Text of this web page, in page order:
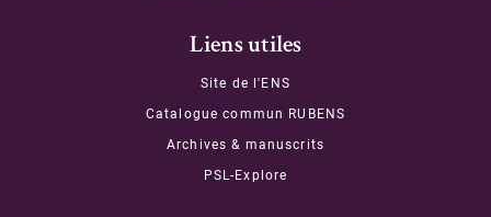
Liens utiles
Site de l'ENS
Catalogue commun RUBENS
Archives & manuscrits
PSL-Explore